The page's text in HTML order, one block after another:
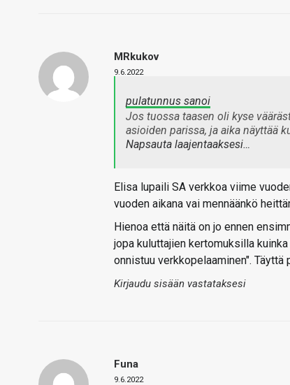
MRkukov
9.6.2022
pulatunnus sanoi
Jos tuossa taasen oli kyse
asioiden parissa, ja aika näyttää
Napsauta laajentaaksesi…
Elisa lupaili SA verkkoa viime
vuoden aikana vai mennäänkö
Hienoa että näitä on jo ennen
jopa kuluttajien kertomuksilla
onnistuu verkkopelaaminen".
Kirjaudu sisään vastataksesi
Funa
9.6.2022